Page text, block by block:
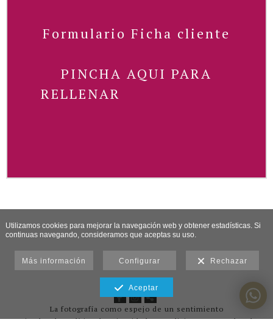
Formulario Ficha cliente
PINCHA AQUI PARA
RELLENAR
La fotografía como espejo de un sentimiento
Aviso legal y política de privacidad y Condiciones generales de
Utilizamos cookies para mejorar la navegación web y obtener estadísticas. Si
continuas navegando, consideramos que aceptas su uso.
Más información Configurar Rechazar
Aceptar